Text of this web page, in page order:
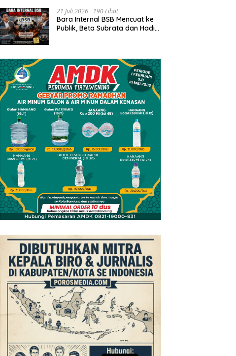
Sorotan Publik
21 Juli 2026 190 Lihat
Bara Internal BSB Mencuat ke
Publik, Beta Subrata dan Hadi